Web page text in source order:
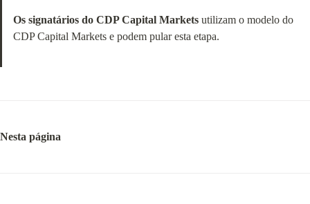
Os signatários do CDP Capital Markets utilizam o modelo do
CDP Capital Markets e podem pular esta etapa.
Nesta página